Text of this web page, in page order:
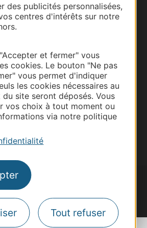
des publicités personnalisées,
centres d'intérêts sur notre
et fermer" vous
cookies. Le bouton "Ne pas
vous permet d'indiquer
les cookies nécessaires au
site seront déposés. Vous
vos choix à tout moment ou
via notre politique
Tout refuser
à notre lettre
nos suggestions de
de sorties.